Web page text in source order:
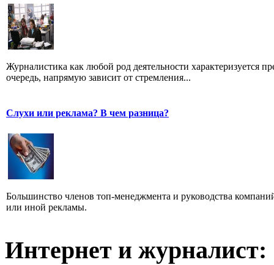
Журналистика как любой род деятельности характеризуется
очередь, напрямую зависит от стремления...
Слухи или реклама? В чем разница?
Большинство членов топ-менеджмента и руководства
или иной рекламы.
Интернет и журналист: